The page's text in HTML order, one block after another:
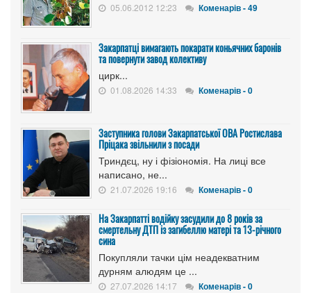
05.06.2012 12:23 Коменарів - 49
Закарпатці вимагають покарати коньячних баронів
та повернути завод колективу
цирк...
01.08.2026 14:33 Коменарів - 0
Заступника голови Закарпатської ОВА Ростислава
Пріцака звільнили з посади
Триндєц, ну і фізіономія. На лиці все
написано, не...
21.07.2026 19:16 Коменарів - 0
На Закарпатті водійку засудили до 8 років за
смертельну ДТП із загибеллю матері та 13-річного
сина
Покупляли тачки цім неадекватним
дурням алюдям це ...
27.07.2026 14:17 Коменарів - 0